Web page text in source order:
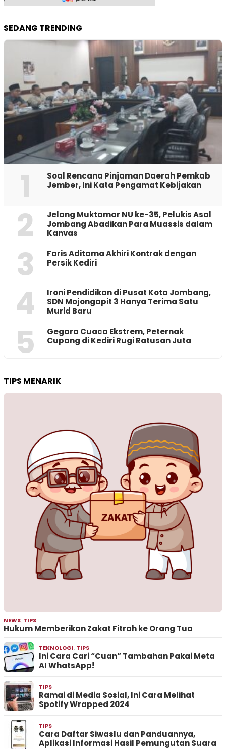
SEDANG TRENDING
1
‎Soal Rencana Pinjaman Daerah Pemkab
Jember, Ini Kata Pengamat Kebijakan ‎
2
Jelang Muktamar NU ke-35, Pelukis Asal
Jombang Abadikan Para Muassis dalam
Kanvas
3
Faris Aditama Akhiri Kontrak dengan
Persik Kediri
4
Ironi Pendidikan di Pusat Kota Jombang,
SDN Mojongapit 3 Hanya Terima Satu
Murid Baru
5
‎Gegara Cuaca Ekstrem, Peternak
Cupang di Kediri Rugi Ratusan Juta
TIPS MENARIK
NEWS, TIPS
Hukum Memberikan Zakat Fitrah ke Orang Tua
TEKNOLOGI, TIPS
Ini Cara Cari “Cuan” Tambahan Pakai Meta
AI WhatsApp!
TIPS
Ramai di Media Sosial, Ini Cara Melihat
Spotify Wrapped 2024
TIPS
Cara Daftar Siwaslu dan Panduannya,
Aplikasi Informasi Hasil Pemungutan Suara